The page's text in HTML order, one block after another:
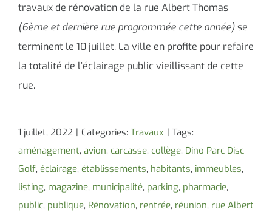
travaux de rénovation de la rue Albert Thomas
(6ème et dernière rue programmée cette année)se
terminent le 10 juillet. La ville en profite pour refaire
la totalité de l’éclairage public vieillissant de cette
rue.
1 juillet, 2022 | Categories: Travaux | Tags:
aménagement, avion, carcasse, collège, Dino Parc Disc
Golf, éclairage, établissements, habitants, immeubles,
listing, magazine, municipalité, parking, pharmacie,
public, publique, Rénovation, rentrée, réunion, rue Albert